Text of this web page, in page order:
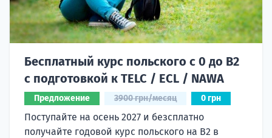
Бесплатный курс польского с 0 до B2
с подготовкой к TELC / ECL / NAWA
Предложение 3900 грн/месяц 0 грн
Поступайте на осень 2027 и безсплатно
получайте годовой курс польского на B2 в